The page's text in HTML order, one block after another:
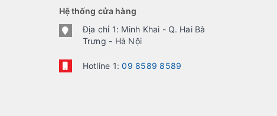
Hệ thống cửa hàng
Địa chỉ 1: Minh Khai - Q. Hai Bà
Trưng - Hà Nội
Hotline 1:09 8589 8589